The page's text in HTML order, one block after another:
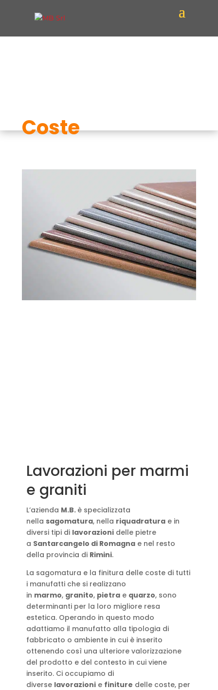
Coste
Lavorazioni per marmi
e graniti
L’azienda M.B. è specializzata
nella sagomatura, nella riquadratura e in
diversi tipi di lavorazioni delle pietre
a Santarcangelo di Romagna e nel resto
della provincia di Rimini.
La sagomatura e la finitura delle coste di tutti
i manufatti che si realizzano
in marmo, granito, pietra e quarzo, sono
determinanti per la loro migliore resa
estetica. Operando in questo modo
adattiamo il manufatto alla tipologia di
fabbricato o ambiente in cui è inserito
ottenendo così una ulteriore valorizzazione
del prodotto e del contesto in cui viene
inserito. Ci occupiamo di
diverse lavorazioni e finiture delle coste, per